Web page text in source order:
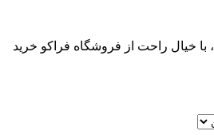
با درگاه امن و پروتکل SSL، با خیال راحت از فروشگاه فراکو خرید